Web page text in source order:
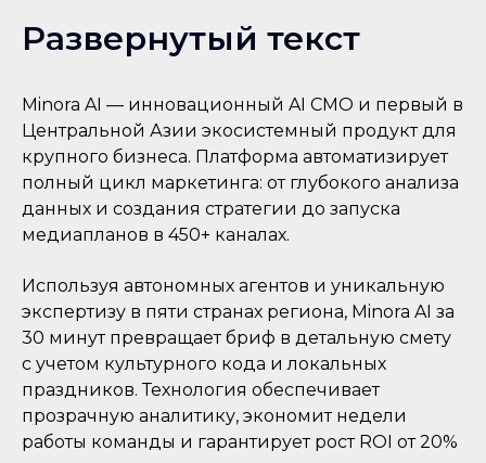
Развернутый текст
Minora AI — инновационный AI CMO и первый в
Центральной Азии экосистемный продукт для
крупного бизнеса. Платформа автоматизирует
полный цикл маркетинга: от глубокого анализа
данных и создания стратегии до запуска
медиапланов в 450+ каналах.
Используя автономных агентов и уникальную
экспертизу в пяти странах региона, Minora AI за
30 минут превращает бриф в детальную смету
с учетом культурного кода и локальных
праздников. Технология обеспечивает
прозрачную аналитику, экономит недели
работы команды и гарантирует рост ROI от 20%